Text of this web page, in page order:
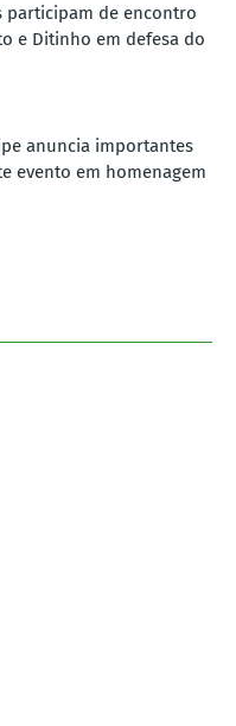
participam de encontro
e Ditinho em defesa do
anuncia importantes
evento em homenagem